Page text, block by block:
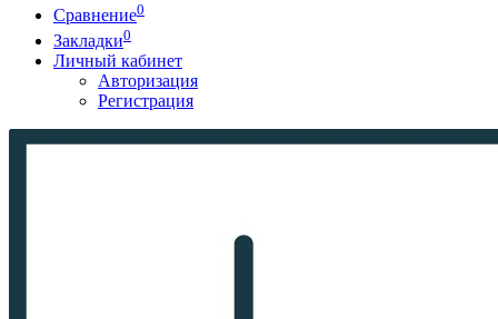
Сравнение0
Закладки0
Личный кабинет
Авторизация
Регистрация